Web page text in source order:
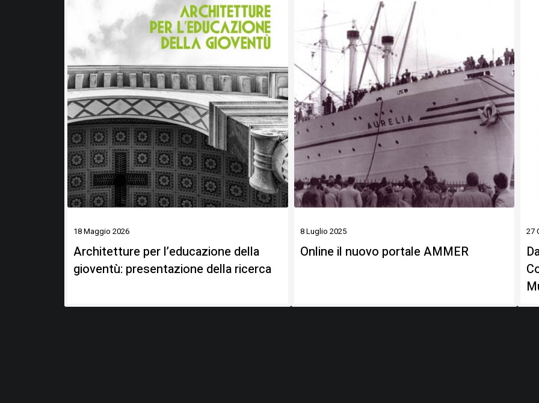
18 Maggio 2026
Architetture per l’educazione della
gioventù: presentazione della ricerca
8 Luglio 2025
Online il nuovo portale AMMER
27